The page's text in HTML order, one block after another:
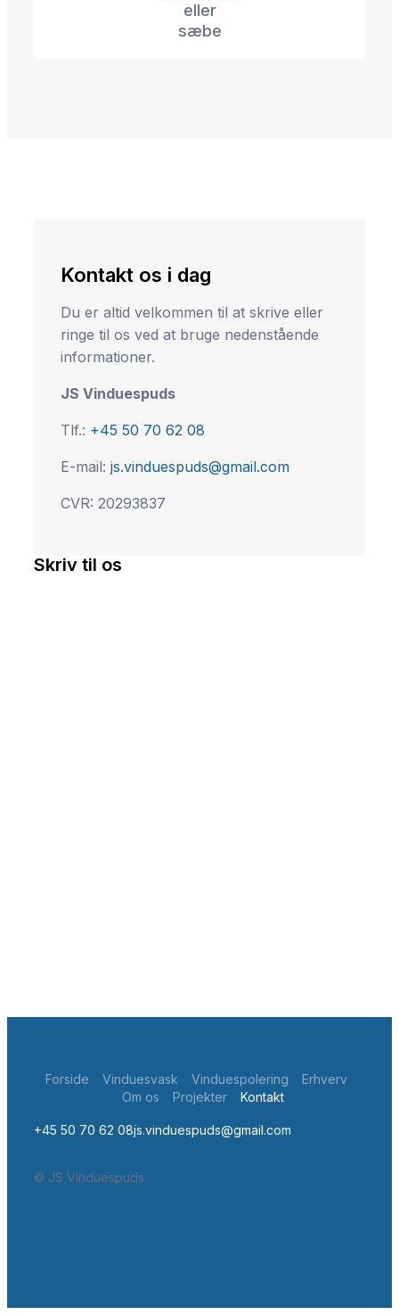
eller
sæbe
Kontakt os i dag
Du er altid velkommen til at skrive eller
ringe til os ved at bruge nedenstående
informationer.
JS Vinduespuds
Tlf.: +45 50 70 62 08
E-mail: js.vinduespuds@gmail.com
CVR: ​20293837
Skriv til os
© JS Vinduespuds
Forside Vinduesvask Vinduespolering
Erhverv
Om os
Projekter Kontakt
+45 50 70 62 08js.vinduespuds@gmail.com